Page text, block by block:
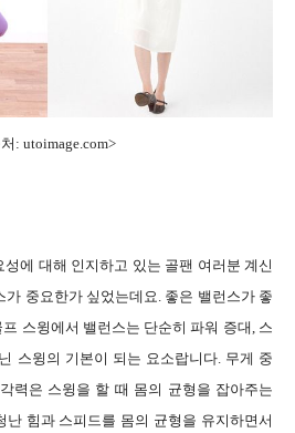
: utoimage.com>
에 대해 인지하고 있는 골팬 여러분 계신
가 중요한가 싶었는데요. 좋은 밸런스가 좋
스윙에서 밸런스는 단순히 파워 증대, 스
스윙의 기본이 되는 요소랍니다. 무게 중
력은 스윙을 할 때 몸의 균형을 잡아주는
난 힘과 스피드를 몸의 균형을 유지하면서